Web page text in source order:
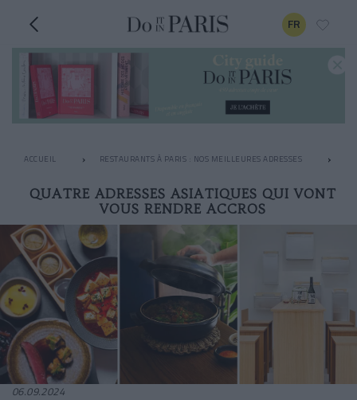
FR
ACCUEIL RESTAURANTS À PARIS : NOS MEILLEURES ADRESSES
QUATRE ADRESSES ASIATIQUES QUI VONT
VOUS RENDRE ACCROS
06.09.2024